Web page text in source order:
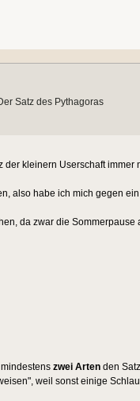
Satz des Pythagoras
kleinern Userschaft immer
also habe ich mich gegen
da zwar die
zwei Arten den
weil sonst einige